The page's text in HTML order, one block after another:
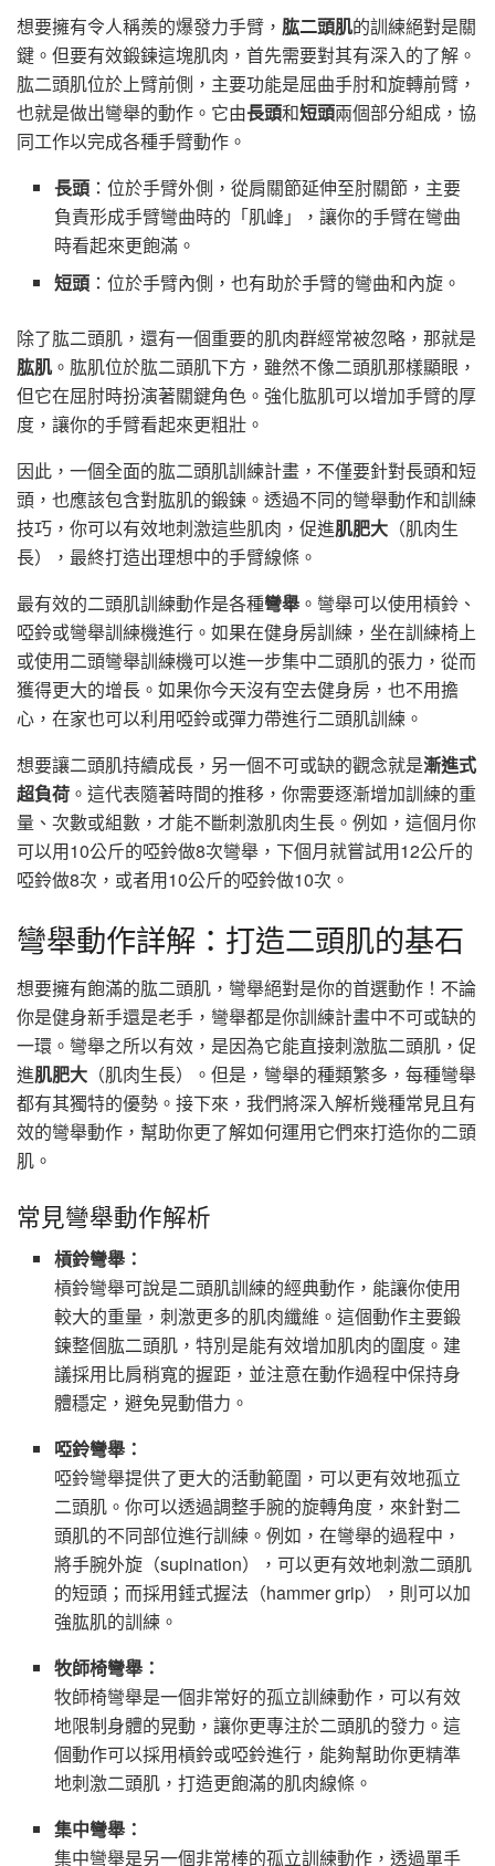
想要擁有令人稱羨的爆發力手臂， 肱二頭肌的訓練絕對是關
鍵。但要有效鍛鍊這塊肌肉，首先需要對其有深入的了解。
肱二頭肌位於上臂前側，主要功能是屈曲手肘和旋轉前臂，
也就是做出彎舉的動作。它由長頭和短頭兩個部分組成，協
同工作以完成各種手臂動作。
長頭 ：位於手臂外側，從肩關節延伸至肘關節，主要
負責形成手臂彎曲時的「肌峰」，讓你的手臂在彎曲
時看起來更飽滿。
短頭 ：位於手臂內側，也有助於手臂的彎曲和內旋。
除了肱二頭肌，還有一個重要的肌肉群經常被忽略，那就是
肱肌 。肱肌位於肱二頭肌下方，雖然不像二頭肌那樣顯眼，
但它在屈肘時扮演著關鍵角色。強化肱肌可以增加手臂的厚
度，讓你的手臂看起來更粗壯。
因此，一個全面的肱二頭肌訓練計畫，不僅要針對長頭和短
頭，也應該包含對肱肌的鍛鍊。透過不同的彎舉動作和訓練
技巧，你可以有效地刺激這些肌肉，促進肌肥大 （肌肉生
長），最終打造出理想中的手臂線條。
最有效的二頭肌訓練動作是各種彎舉。彎舉可以使用槓鈴、
啞鈴或彎舉訓練機進行。如果在健身房訓練，坐在訓練椅上
或使用二頭彎舉訓練機可以進一步集中二頭肌的張力，從而
獲得更大的增長。如果你今天沒有空去健身房，也不用擔
心，在家也可以利用啞鈴或彈力帶進行二頭肌訓練。
想要讓二頭肌持續成長，另一個不可或缺的觀念就是漸進式
超負荷 。這代表隨著時間的推移，你需要逐漸增加訓練的重
量、次數或組數，才能不斷刺激肌肉生長。例如，這個月你
可以用10公斤的啞鈴做8次彎舉，下個月就嘗試用12公斤的
啞鈴做8次，或者用10公斤的啞鈴做10次。
彎舉動作詳解：打造二頭肌的基石
想要擁有飽滿的肱二頭肌，彎舉絕對是你的首選動作！不論
你是健身新手還是老手，彎舉都是你訓練計畫中不可或缺的
一環。彎舉之所以有效，是因為它能直接刺激肱二頭肌，促
進肌肥大 （肌肉生長）。但是，彎舉的種類繁多，每種彎舉
都有其獨特的優勢。接下來，我們將深入解析幾種常見且有
效的彎舉動作，幫助你更了解如何運用它們來打造你的二頭
肌。
常見彎舉動作解析
槓鈴彎舉：
槓鈴彎舉可說是二頭肌訓練的經典動作，能讓你使用
較大的重量，刺激更多的肌肉纖維。這個動作主要鍛
鍊整個肱二頭肌，特別是能有效增加肌肉的圍度。建
議採用比肩稍寬的握距，並注意在動作過程中保持身
體穩定，避免晃動借力。
啞鈴彎舉：
啞鈴彎舉提供了更大的活動範圍，可以更有效地孤立
二頭肌。你可以透過調整手腕的旋轉角度，來針對二
頭肌的不同部位進行訓練。例如，在彎舉的過程中，
將手腕外旋（supination），可以更有效地刺激二頭肌
的短頭；而採用錘式握法（hammer grip），則可以加
強肱肌的訓練。
牧師椅彎舉：
牧師椅彎舉是一個非常好的孤立訓練動作，可以有效
地限制身體的晃動，讓你更專注於二頭肌的發力。這
個動作可以採用槓鈴或啞鈴進行，能夠幫助你更精準
地刺激二頭肌，打造更飽滿的肌肉線條。
集中彎舉：
集中彎舉是另一個非常棒的孤立訓練動作，透過單手